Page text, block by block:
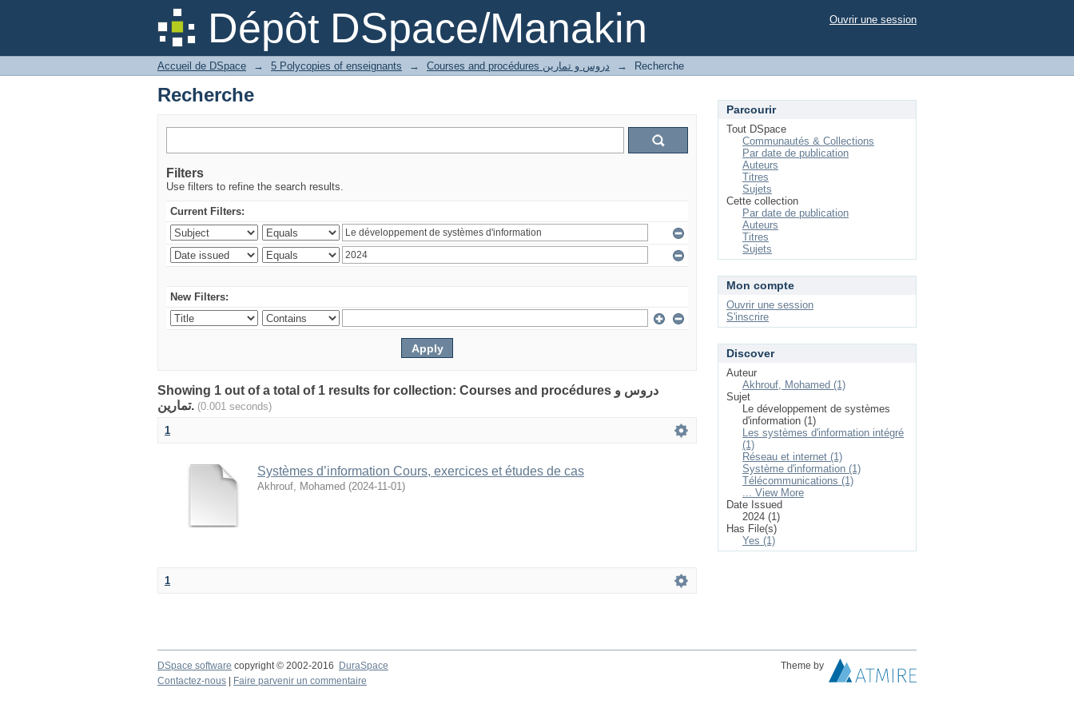
Dépôt DSpace/Manakin
Recherche Ouvrir une session
Accueil de DSpace → 5 Polycopies of enseignants → Courses and procédures دروس و تمارين → Recherche
Recherche
Filters
Use filters to refine the search results.
Current Filters:
New Filters:
Showing 1 out of a total of 1 results for collection: Courses and procédures دروس و
تمارين.
(0.001 seconds)
1
Systèmes d’information Cours, exercices et études de cas
Akhrouf, Mohamed (2024-11-01)
1
Parcourir
Tout DSpace
Communautés & Collections
Par date de publication
Auteurs
Titres
Sujets
Cette collection
Par date de publication
Auteurs
Titres
Sujets
Mon compte
Ouvrir une session
S'inscrire
Discover
Auteur
Akhrouf, Mohamed (1)
Sujet
Le développement de systèmes
d'information (1)
Les systèmes d'information intégré
(1)
Réseau et internet (1)
Système d'information (1)
Télécommunications (1)
... View More
Date Issued
2024 (1)
Has File(s)
Yes (1)
DSpace software copyright © 2002-2016 DuraSpace
Theme by
Contactez-nous
Faire parvenir un commentaire